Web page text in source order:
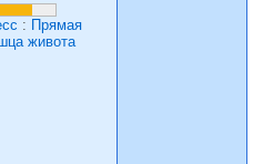
: Прямая
живота